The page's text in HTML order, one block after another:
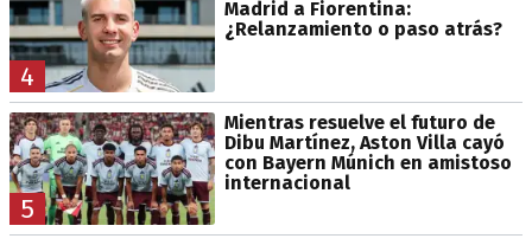
4
Madrid a Fiorentina:
¿Relanzamiento o paso atrás?
5
Mientras resuelve el futuro de
Dibu Martínez, Aston Villa cayó
con Bayern Múnich en amistoso
internacional